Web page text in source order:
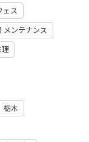
ェス
メンテナンス
理
木